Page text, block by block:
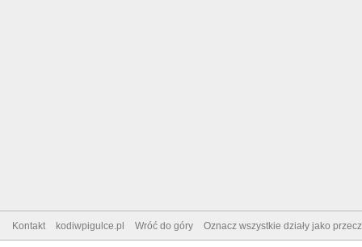
Kontakt kodiwpigulce.pl Wróć do góry Oznacz wszystkie działy jako